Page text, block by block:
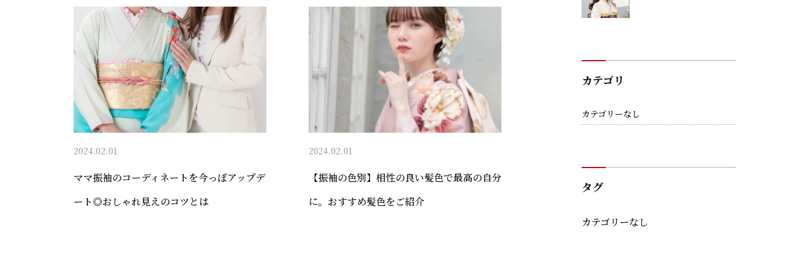
2024.02.01
ママ振袖のコーディネートを今っぽアップデ
ート◎おしゃれ見えのコツとは
2024.02.01
【振袖の色別】相性の良い髪色で最高の自分
に。おすすめ髪色をご紹介
カテゴリ
カテゴリーなし
タグ
カテゴリーなし